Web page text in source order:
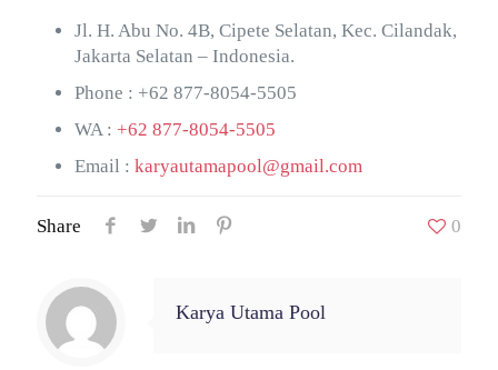
Jl. H. Abu No. 4B, Cipete Selatan, Kec. Cilandak,
Jakarta Selatan – Indonesia.
Phone : +62 877-8054-5505
WA : +62 877-8054-5505
Email : karyautamapool@gmail.com
Share 0
Karya Utama Pool